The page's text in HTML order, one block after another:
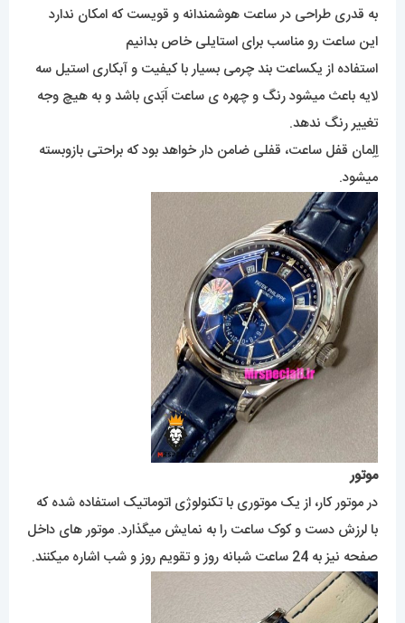
به قدری طراحی در ساعت هوشمندانه و قویست که امکان ندارد
این ساعت رو مناسب برای استایلی خاص بدانیم
استفاده از یکساعت بند چرمی بسیار با کیفیت و آبکاری استیل سه
لایه باعث میشود رنگ و چهره ی ساعت اَبَدی باشد و به هیچ وجه
تغییر رنگ ندهد.
اِلِمان قفل ساعت، قفلی ضامن دار خواهد بود که براحتی بازوبسته
میشود.
موتور
در موتور کار، از یک موتوری با تکنولوژی اتوماتیک استفاده شده که
با لرزش دست و کوک ساعت را به نمایش میگذارد. موتور های داخل
صفحه نیز به 24 ساعت شبانه روز و تقویم روز و شب اشاره میکنند.